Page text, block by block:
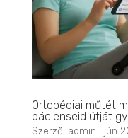
Ortopédiai műtét
pácienseid útját
Szerző: admin jún